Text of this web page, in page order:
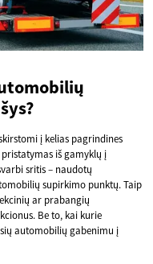
į kelias pagrindines
iš gamyklų į
sritis – naudotų
supirkimo punktų. Taip
ar prabangių
Be to, kai kurie
automobilių gabenimu į